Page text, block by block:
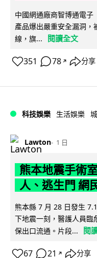
中國網通廠商智博通電
產品爆出嚴重安全漏洞
線，旗...
閱讀全文
351 78 ↗ 分享
科技娛樂 生活娛樂
Lawton 1 日
熊本地震手術
人、逃生門 網
熊本縣 7 月 28 日發生
下地震一刻，醫護人員臨
保出口流通。片段...
閱
67 21 ↗ 分享